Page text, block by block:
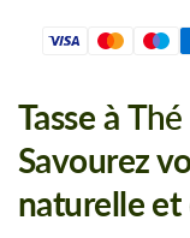
Tasse à Thé
Savourez
naturelle et